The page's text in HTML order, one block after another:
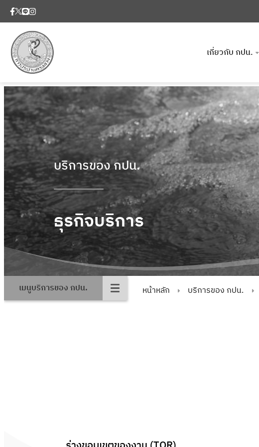
เกี่ยวกับ กปน.
บริการของ กปน.
ธุรกิจบริการ
เมนูบริการของ กปน. หน้าหลัก บริการของ กปน.